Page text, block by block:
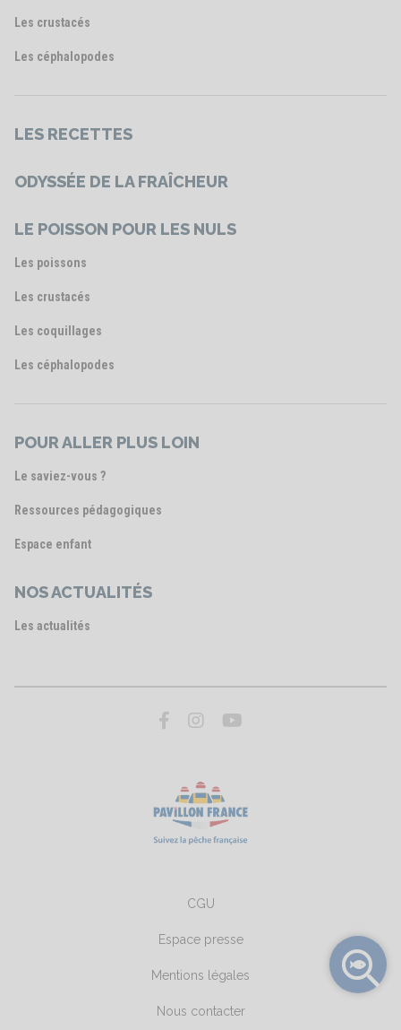
Les crustacés
Les céphalopodes
LES RECETTES
ODYSSÉE DE LA FRAÎCHEUR
LE POISSON POUR LES NULS
Les poissons
Les crustacés
Les coquillages
Les céphalopodes
POUR ALLER PLUS LOIN
Le saviez-vous ?
Ressources pédagogiques
Espace enfant
NOS ACTUALITÉS
Les actualités
CGU
Espace presse
Mentions légales
Nous contacter